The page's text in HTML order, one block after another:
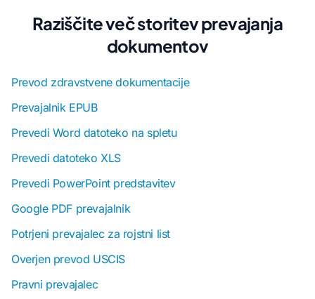
Raziščite več storitev prevajanja
dokumentov
Prevod zdravstvene dokumentacije
Prevajalnik EPUB
Prevedi Word datoteko na spletu
Prevedi datoteko XLS
Prevedi PowerPoint predstavitev
Google PDF prevajalnik
Potrjeni prevajalec za rojstni list
Overjen prevod USCIS
Pravni prevajalec